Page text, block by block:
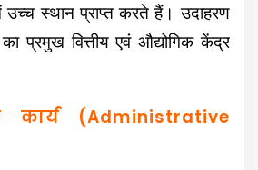
उच्च स्थान प्राप्त करते हैं। उदाहरण
प्रमुख वित्तीय एवं औद्योगिक केंद्र
कार्य (Administrative